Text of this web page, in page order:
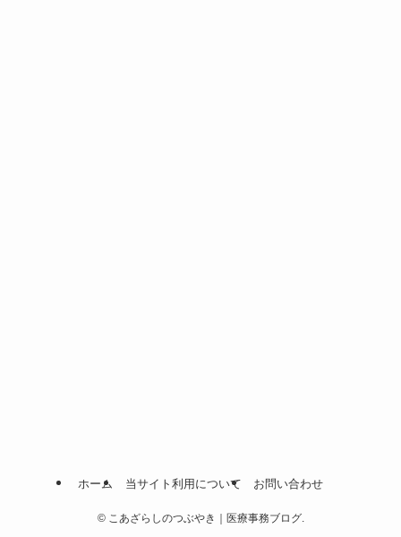
ホーム 当サイト利用について お問い合わせ
©こあざらしのつぶやき｜医療事務ブログ.